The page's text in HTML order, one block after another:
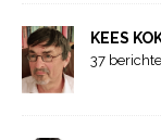
KEES
37